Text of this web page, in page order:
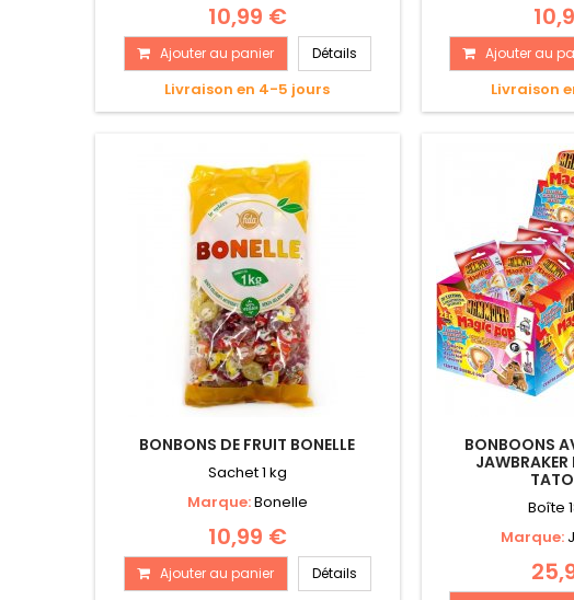
10,99 €
Ajouter au panier Détails
Livraison en 4-5 jours
Ajouter au
Livraison
BONBONS DE FRUIT BONELLE
Sachet 1 kg
Marque:Bonelle
10,99 €
Ajouter au panier Détails
BONBOONS
Boîte
Marque: